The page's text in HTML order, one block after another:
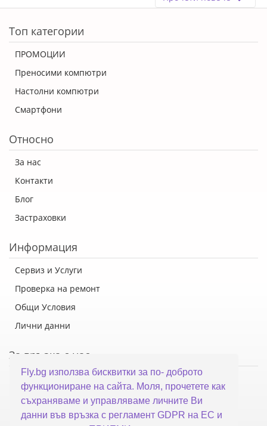
Fly.bg използва бисквитки за по- доброто
функциониране на сайта. Моля, прочетете как
съхраняваме и управляваме личните Ви
данни във връзка с регламент GDPR на ЕС и
Топ категории
ПРОМОЦИИ
Преносими компютри
Настолни компютри
Смартфони
Относно
За нас
Контакти
Блог
Застраховки
Информация
Сервиз и Услуги
Проверка на ремонт
Общи Условия
Лични данни
За връзка с нас
Флай Систем ООД
гр. Варна, ул. Каймакчалан 10А
тел: 052 321 321